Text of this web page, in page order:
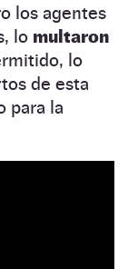
los agentes
lo multaron
lo
de esta
para la